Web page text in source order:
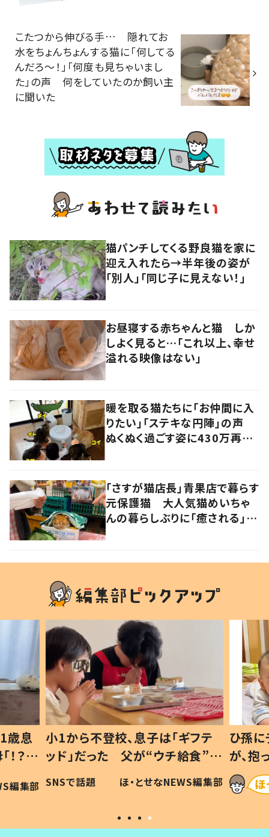
こたつから伸びる手… 隠れてお
水をちょんちょんする猫に「何してる
んだろ～！」「何度も見ちゃいまし
た」の声 何をしていたのか飼い主
に聞いた
猫パンチしてくる野良猫を家に
迎え入れたら→半年後の姿が
「別人」「同じ子に見えない！」
お昼寝する赤ちゃんと猫 しか
しよく見ると…「これ以上、幸せ
溢れる映像はない」
暖を取る猫たちに「お仲間に入
りたい」「ステキな円陣」の声
ぬくぬく過ごす姿に430万再生
「さすが猫店長」青果店で暮らす
元保護猫 大人気猫めいちゃ
んの暮らしぶりに「癒される」の
歳息
？」
編集部
小1から不登校、息子は「ギフテ
ッド」だった 父が“ウチ給食”を
作り続ける理由とは #令和の親
#令和の子
SNSで話題 ほ・とせなNEWS編集部
ひ孫
が、
「涙が
い」